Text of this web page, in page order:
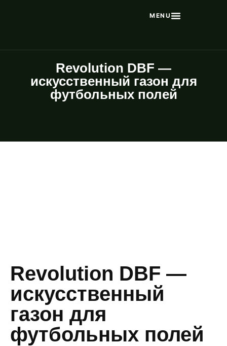
Revolution DBF —
искусственный газон для
футбольных полей
Revolution DBF —
искусственный
газон для
футбольных полей